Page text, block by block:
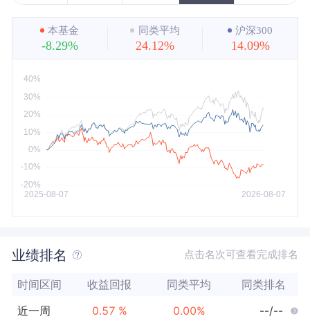
近3年
近5年
最大
本基金
-8.29%
同类平均
24.12%
沪深300
14.09%
业绩排名 点击名次可查看完成排名
时间区间 收益回报 同类平均 同类排名
近一周 0.57 % 0.00% --/--